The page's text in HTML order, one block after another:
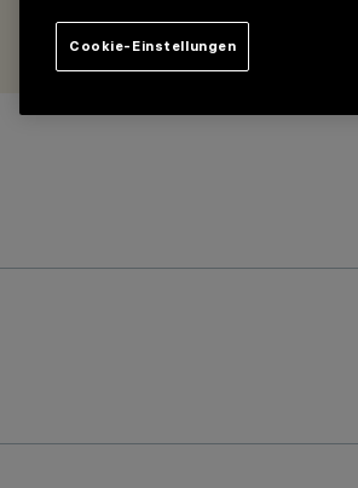
Cookie-Einstellungen